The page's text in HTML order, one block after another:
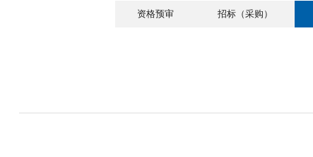
资格预审 招标（采购）